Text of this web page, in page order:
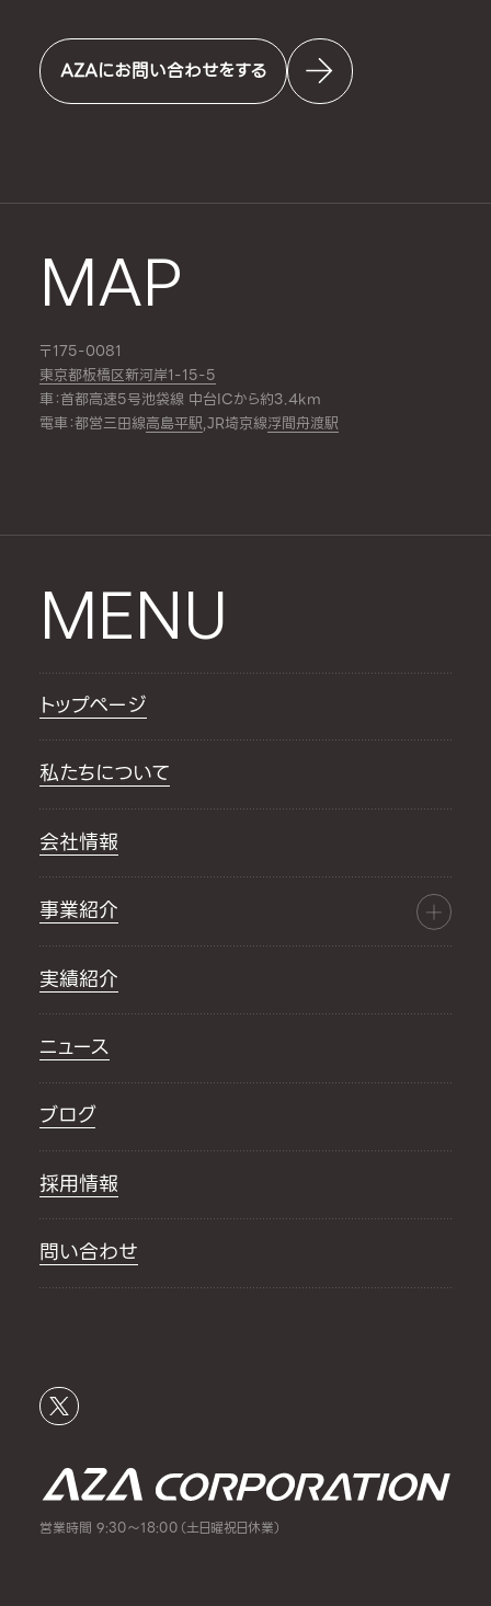
AZAにお問い合わせをする
MAP
〒175-0081
東京都板橋区新河岸1-15-5
車：首都高速5号池袋線 中台ICから約3.4km
電車：都営三田線高島平駅,JR埼京線浮間舟渡駅
MENU
トップページ
私たちについて
会社情報
事業紹介
実績紹介
ニュース
ブログ
採用情報
問い合わせ
営業時間 9:30～18:00（土日曜祝日休業）